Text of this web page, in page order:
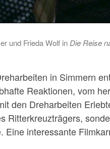
und Frieda Wolf in Die Reise
in Simmern
Reaktionen, vom
den Dreharbeiten
Ritterkreuzträgers,
Eine interessante